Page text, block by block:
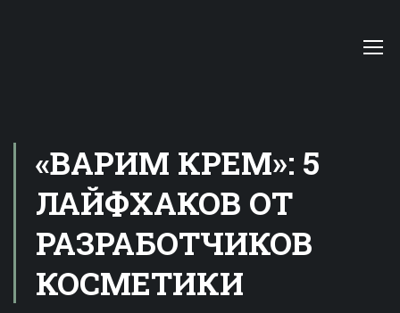
«ВАРИМ КРЕМ»: 5
ЛАЙФХАКОВ ОТ
РАЗРАБОТЧИКОВ
КОСМЕТИКИ